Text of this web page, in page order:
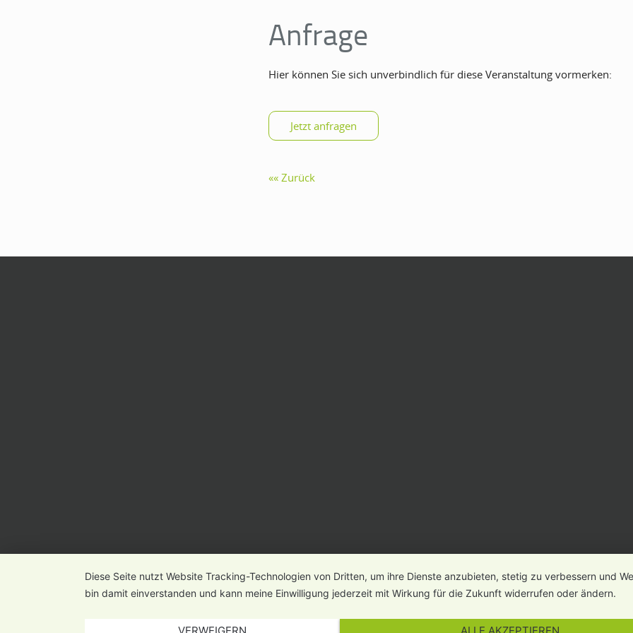
Anfrage
Hier können Sie sich unverbindlich für diese Veranstaltung vormerken:
Zurück
Diese Seite nutzt Website Tracking-Technologien von Dritten, um ihre Dienste anzubieten, stetig zu verbessern und
bin damit einverstanden und kann meine Einwilligung jederzeit mit Wirkung für die Zukunft widerrufen oder ändern.